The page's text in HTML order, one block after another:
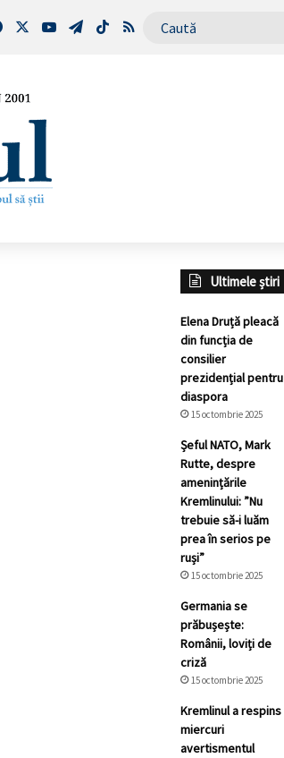
FacebookYouTubeTelegram
TikTokRSS
Ultimele știri
Elena Druță pleacă
din funcția de
consilier
prezidențial pentru
diaspora
15 octombrie 2025
Șeful NATO, Mark
Rutte, despre
amenințările
Kremlinului: ”Nu
trebuie să-i luăm
prea în serios pe
ruși”
15 octombrie 2025
Germania se
prăbușește:
Românii, loviți de
criză
15 octombrie 2025
Kremlinul a respins
miercuri
avertismentul